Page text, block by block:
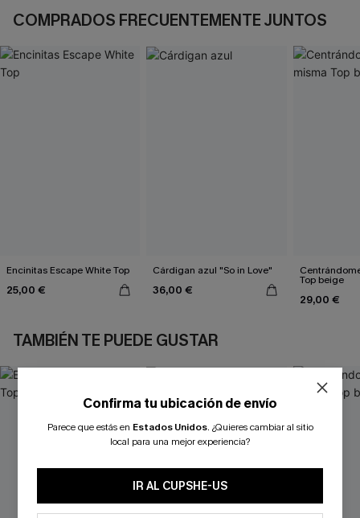
COMPRADOS FRECUENTEMENTE JUNTOS
Encinitas Escape White Top
25,00 €
Cárdigan azul "So in Love"
36,00 €
Top beige
29,00 €
TAMBIÉN TE PUEDE GUSTAR
Confirma tu ubicación de envío
Parece que estás en Estados Unidos. ¿Quieres cambiar al sitio
local para una mejor experiencia?
IR AL CUPSHE-US